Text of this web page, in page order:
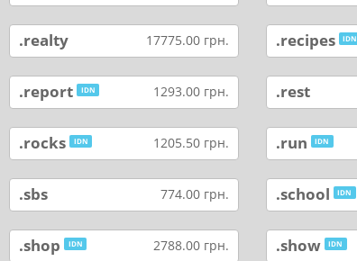
.realty 17775.00 грн. .recipes IDN
.report IDN 1293.00 грн. .rest
.rocks IDN 1205.50 грн. .run IDN
.sbs 774.00 грн. .school IDN
.shop IDN 2788.00 грн. .show IDN